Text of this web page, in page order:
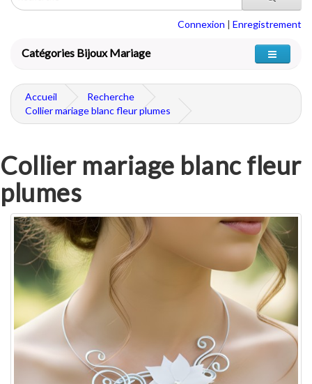
Connexion | Enregistrement
Catégories Bijoux Mariage
Accueil
Recherche
Collier mariage blanc fleur plumes
Collier mariage blanc fleur
plumes